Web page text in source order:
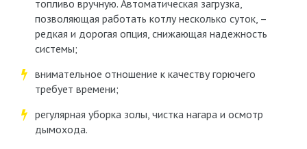
топливо вручную. Автоматическая загрузка,
позволяющая работать котлу несколько суток, –
редкая и дорогая опция, снижающая надежность
системы;
внимательное отношение к качеству горючего
требует времени;
регулярная уборка золы, чистка нагара и осмотр
дымохода.